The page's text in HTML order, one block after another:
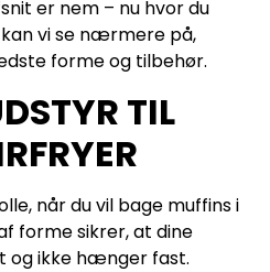
er nem – nu hvor du
vi se nærmere på,
forme og tilbehør.
TIL
når du vil bage muffins i
forme sikrer, at dine
og ikke hænger fast.